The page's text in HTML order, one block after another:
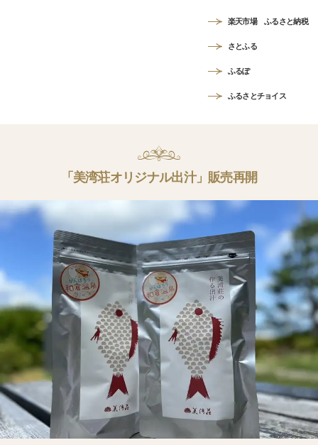
楽天市場 ふるさと納税
さとふる
ふるぽ
ふるさとチョイス
「美湾荘オリジナル出汁」販売再開